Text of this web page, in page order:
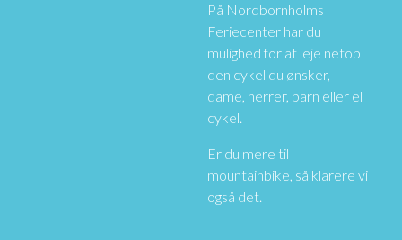
På Nordbornholms
Feriecenter har du
mulighed for at leje netop
den cykel du ønsker,
dame, herrer, barn eller el
cykel.
Er du mere til
mountainbike, så klarere vi
også det.